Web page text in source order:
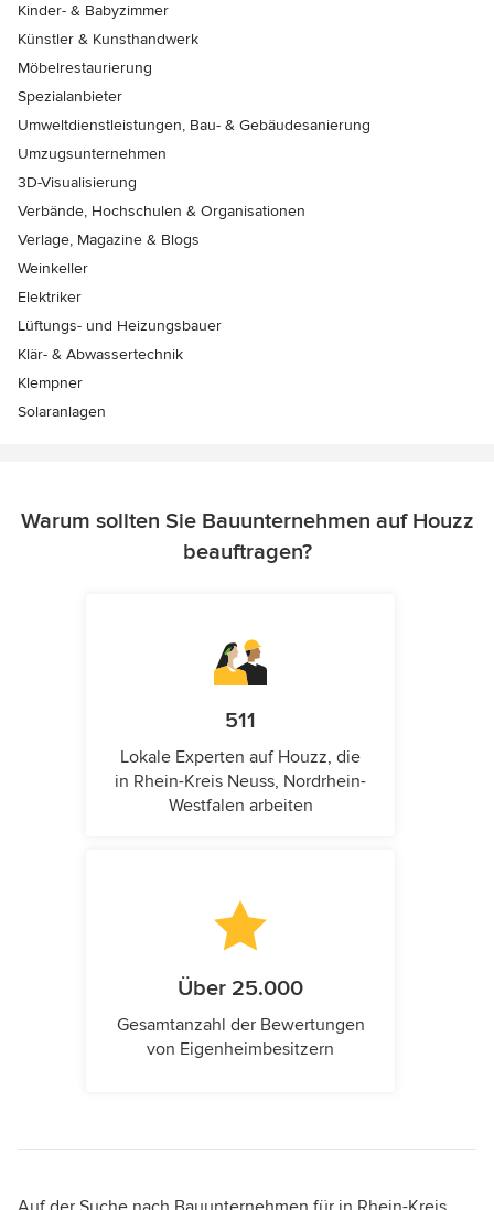
Kinder- & Babyzimmer
Künstler & Kunsthandwerk
Möbelrestaurierung
Spezialanbieter
Umweltdienstleistungen, Bau- & Gebäudesanierung
Umzugsunternehmen
3D-Visualisierung
Verbände, Hochschulen & Organisationen
Verlage, Magazine & Blogs
Weinkeller
Elektriker
Lüftungs- und Heizungsbauer
Klär- & Abwassertechnik
Klempner
Solaranlagen
Warum sollten Sie Bauunternehmen auf Houzz
beauftragen?
511
Lokale Experten auf Houzz, die
in Rhein-Kreis Neuss, Nordrhein-
Westfalen arbeiten
Über 25.000
Gesamtanzahl der Bewertungen
von Eigenheimbesitzern